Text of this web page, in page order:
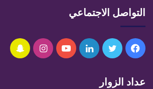
التواصل الاجتماعي
فيسبوكتويتر لينكدإنيوتيوبانستقرامسناب
عداد الزوار